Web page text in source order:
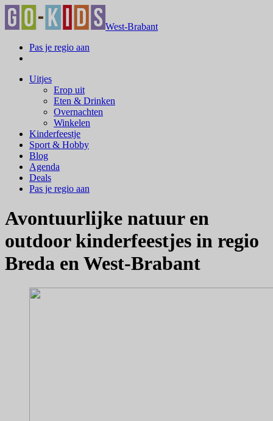
West-Brabant
Pas je regio aan
Uitjes
Erop uit
Eten & Drinken
Overnachten
Winkelen
Kinderfeestje
Sport & Hobby
Blog
Agenda
Deals
Pas je regio aan
Avontuurlijke natuur en
outdoor kinderfeestjes in regio
Breda en West-Brabant